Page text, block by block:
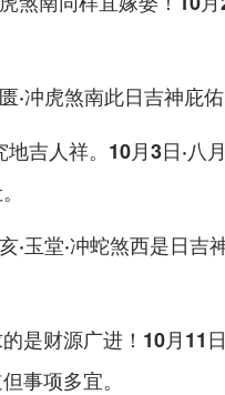
·冲虎煞南此日吉神庇
吉人祥。 10月3日·八
·玉堂·冲蛇煞西是日吉
是财源广进！ 10月11
事项多宜。